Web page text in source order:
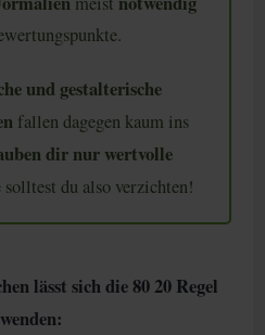
und gestalterische
fallen dagegen kaum ins
dir nur wertvolle
du also verzichten!
lässt sich die 80 20 Regel